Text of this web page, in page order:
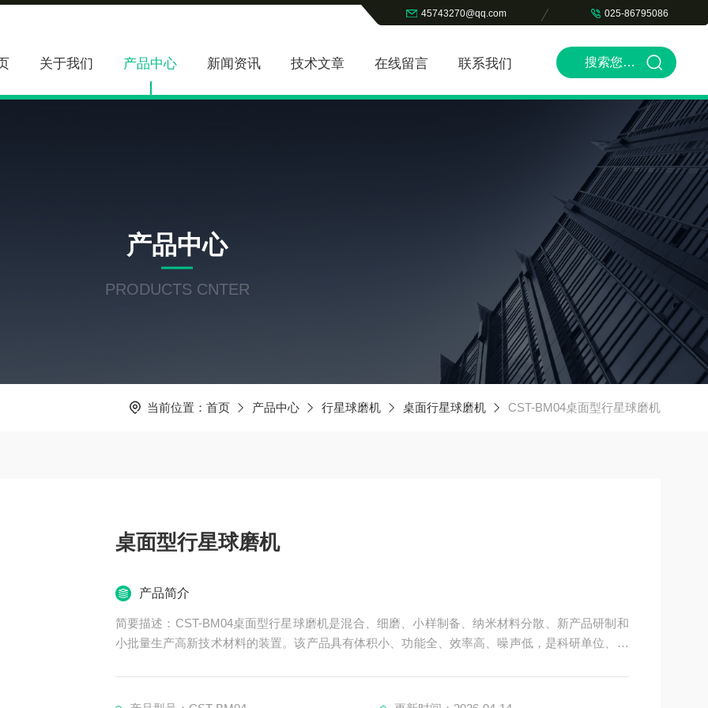
45743270@qq.com 025-86795086
关于我们 产品中心 新闻资讯 技术文章 在线留言 联系我们
产品中心
PRODUCTS CNTER
当前位置： 首页 产品中心 行星球磨机 桌面行星球磨机 CST-BM04桌面型行星球磨机
桌面型行星球磨机
产品简介
简要描述：CST-BM04桌面型行星球磨机是混合、细磨、小样制备、纳米材料分散、新产品研制和
小批量生产高新技术材料的装置。该产品具有体积小、功能全、效率高、噪声低，是科研单位、高